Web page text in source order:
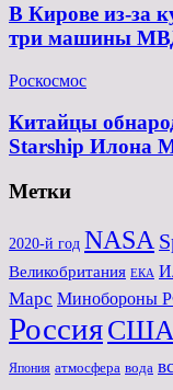
В Кирове из-за
три машины
Роскосмос
Китайцы
Starship Илона
Метки
2020-й год NASA
Великобритания ЕКА
Марс Минoбороны
РоссияСША
Япония атмосфера вода